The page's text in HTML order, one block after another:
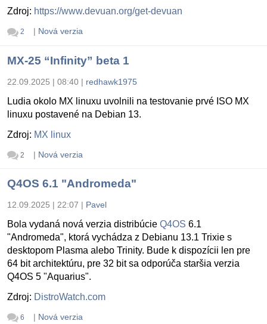
Zdroj: https://www.devuan.org/get-devuan
2 | Nová verzia
MX-25 “Infinity” beta 1
22.09.2025 | 08:40 | redhawk1975
Ludia okolo MX linuxu uvolnili na testovanie prvé ISO MX
linuxu postavené na Debian 13.
Zdroj: MX linux
2 | Nová verzia
Q4OS 6.1 "Andromeda"
12.09.2025 | 22:07 | Pavel
Bola vydaná nová verzia distribúcie Q4OS 6.1
"Andromeda", ktorá vychádza z Debianu 13.1 Trixie s
desktopom Plasma alebo Trinity. Bude k dispozícii len pre
64 bit architektúru, pre 32 bit sa odporúča staršia verzia
Q4OS 5 "Aquarius".
Zdroj: DistroWatch.com
6 | Nová verzia